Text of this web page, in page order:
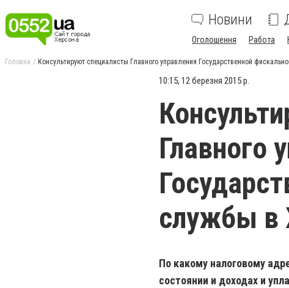
Новини
Оголошення Работа
Головна Консультируют специалисты Главного управления Государственной
10:15, 12 березня 2015 р.
Главного
службы в
По какому налоговому
состоянии и доходах и